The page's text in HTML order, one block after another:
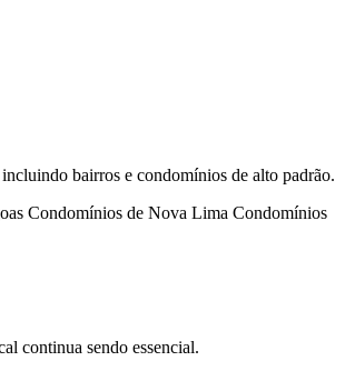
bairros e condomínios de alto padrão.
Condomínios de Nova Lima Condomínios
continua sendo essencial.